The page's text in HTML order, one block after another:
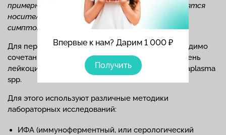
Впервые к нам? Дарим 1 000 ₽
Получить
примерно 20-40% всех инфицированных становятся
носителями без проявления патологических
симптомов.
Для первичного диагноза «уреаплазмоз» необходимо
сочетание всего 2 факторов – повышенный уровень
лейкоцитов (признак воспаления) и наличие Ureaplasma
spp.
Для этого используют различные методики
лабораторных исследований:
ИФА (иммуноферментный, или серологический